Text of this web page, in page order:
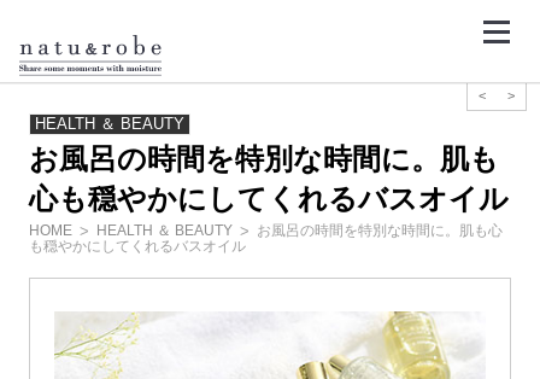
ツ
HEALTH ＆ BEAUTY
お風呂の時間を特別な時間に。肌も
心も穏やかにしてくれるバスオイル
HOME HEALTH ＆ BEAUTY
お風呂の時間を特別な時間に。肌も心
も穏やかにしてくれるバスオイル
< >